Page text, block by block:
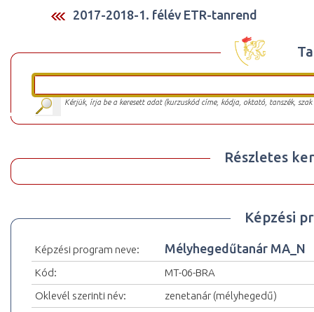
2017-2018-1. félév ETR-tanrend
Kérjük, írja be a keresett adat (kurzuskód címe, kódja, oktató, tanszék,
Részletes
Képzési
Képzési program neve: Mélyhegedűtanár MA_N
Kód:
MT-06-BRA
Oklevél szerinti név:
zenetanár (mélyhegedű)